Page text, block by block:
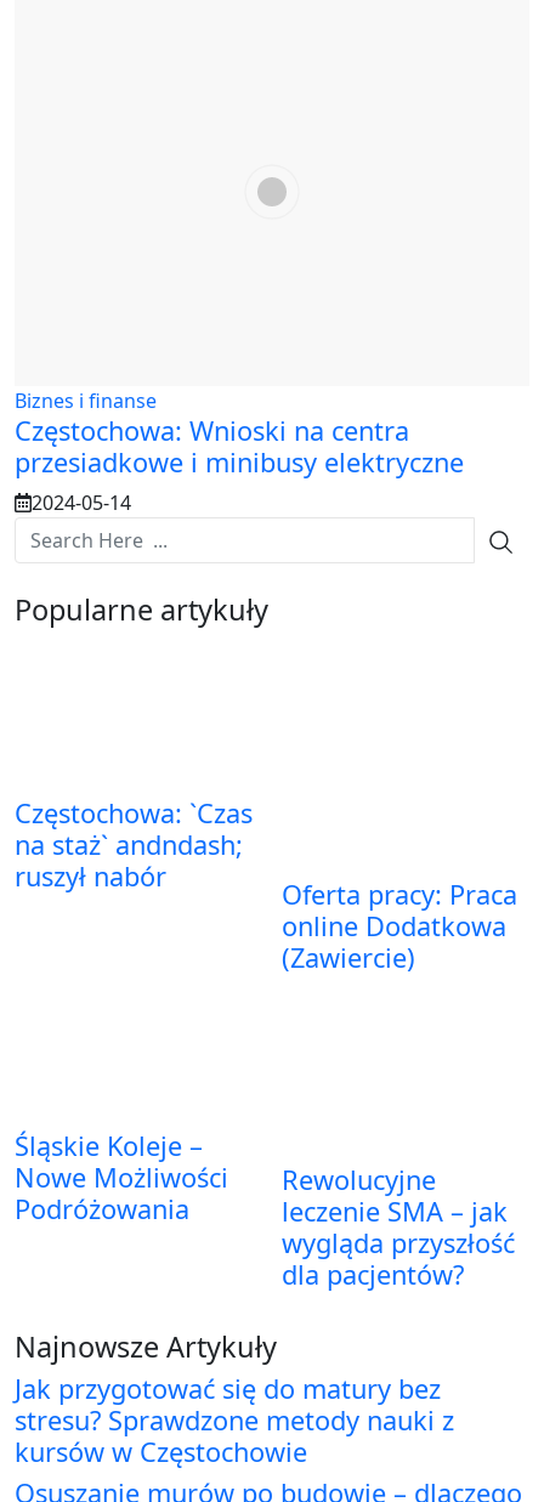
Biznes i finanse
Częstochowa: Wnioski na centra
przesiadkowe i minibusy elektryczne
2024-05-14
Popularne artykuły
Częstochowa: `Czas
na staż` andndash;
ruszył nabór
Oferta pracy: Praca
online Dodatkowa
(Zawiercie)
Śląskie Koleje –
Nowe Możliwości
Podróżowania
Rewolucyjne
leczenie SMA – jak
wygląda przyszłość
dla pacjentów?
Najnowsze Artykuły
Jak przygotować się do matury bez
stresu? Sprawdzone metody nauki z
kursów w Częstochowie
Osuszanie murów po budowie – dlaczego